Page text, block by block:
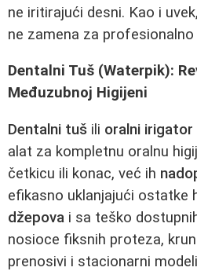
ne iritirajući desni. Kao i
ne zamena za profesionalno
Dentalni Tuš (Waterpik):
Međuzubnoj Higijeni
Dentalni tuš ili oralni irigator
alat za kompletnu oralnu
četkicu ili konac, već ih
efikasno uklanjajući ostatke
džepova i sa teško
nosioce fiksnih proteza,
prenosivi i stacionarni